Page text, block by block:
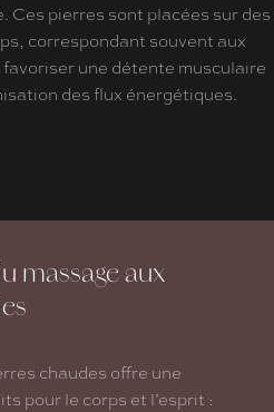
Ces pierres sont placées sur des
correspondant souvent aux
une détente musculaire
des flux énergétiques.
massage aux
chaudes offre une
pour le corps et l’esprit :